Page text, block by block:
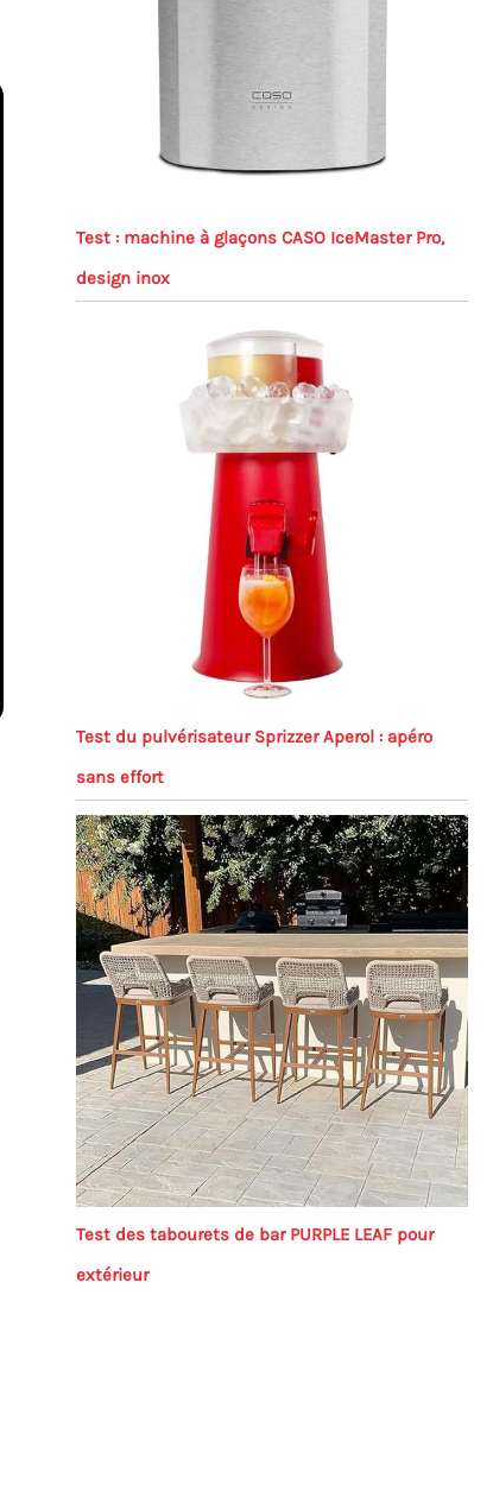
Test : machine à glaçons CASO IceMaster Pro,
design inox
Test du pulvérisateur Sprizzer Aperol : apéro
sans effort
Test des tabourets de bar PURPLE LEAF pour
extérieur